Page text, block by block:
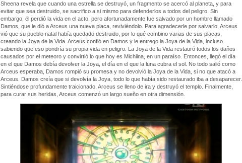
Sheena revela que cuando una estrella se destruyó, un fragmento se acercó al planeta, y para
evitar que sea destruido, se sacrifico a si mismo para defenderlos a todos del peligro. Sin
embargo, él perdió la vida en el acto, pero afortunadamente fue salvado por un hombre llamado
Damos, que le dió a Arceus una nueva placa, reviviéndolo. Para agradecerle por salvarlo, Arceus
vió que su pueblo natal había quedado destruido, por lo qué combino varias de sus placas,
creando la Joya de la Vida. Arceus confió en Damos y le entrego la Joya de la Vida, incluso
sabiendo que eso pondría su propia vida en peligro. La Joya de la Vida restauró todos los daños
causados por el meteoro y convirtió lo que hoy es Michiina, en un paraíso. Entonces, llegó el día
en el que Damos debía devolver la Joya, el día en el que la luna cubra el sol. No todo salió como
Arceus esperaba, Damos rompió su promesa y no devolvió la Joya de la Vida, si no que atacó a
Arceus. Damos creía que si devolvía la Joya, todo lo que había sido restaurado iba a desaparecer.
Sintiéndose profundamente traicionado, Arceus se lleno de ira y destruyó el templo. Finalmente,
para curar sus heridas, Arceus comenzó un largo sueño en otra dimensión.